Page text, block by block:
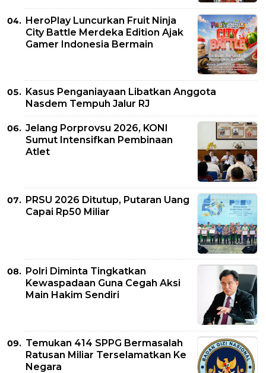
HeroPlay Luncurkan Fruit Ninja
City Battle Merdeka Edition Ajak
Gamer Indonesia Bermain
Kasus Penganiayaan Libatkan Anggota
Nasdem Tempuh Jalur RJ
Jelang Porprovsu 2026, KONI
Sumut Intensifkan Pembinaan
Atlet
PRSU 2026 Ditutup, Putaran Uang
Capai Rp50 Miliar
Polri Diminta Tingkatkan
Kewaspadaan Guna Cegah Aksi
Main Hakim Sendiri
Temukan 414 SPPG Bermasalah
Ratusan Miliar Terselamatkan Ke
Negara